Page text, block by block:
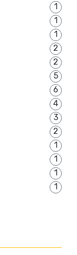
1
1
1
2
2
5
6
4
3
2
1
1
1
1